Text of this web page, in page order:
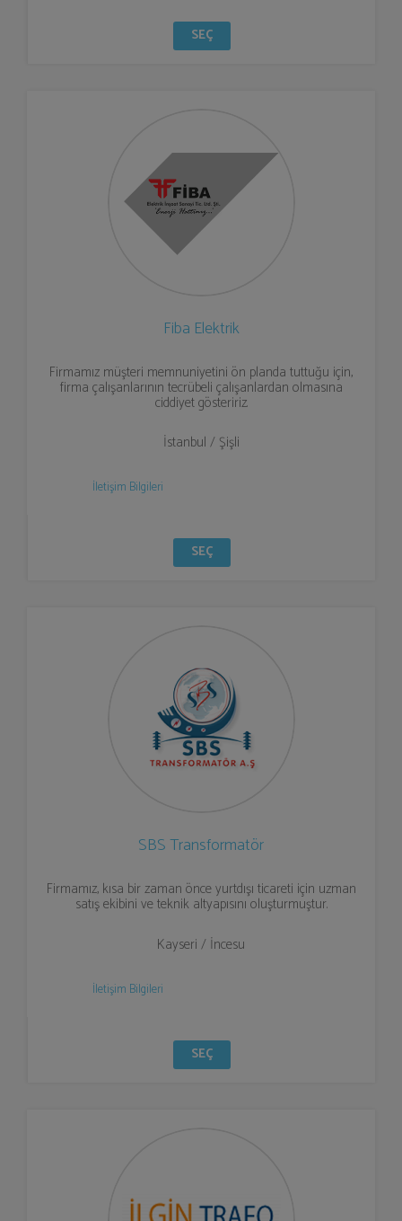
SEÇ
Fiba Elektrik
Firmamız müşteri memnuniyetini ön planda tuttuğu için,
firma çalışanlarının tecrübeli çalışanlardan olmasına
ciddiyet gösteririz.
İstanbul / Şişli
İletişim Bilgileri
SEÇ
SBS Transformatör
Firmamız, kısa bir zaman önce yurtdışı ticareti için uzman
satış ekibini ve teknik altyapısını oluşturmuştur.
Kayseri / İncesu
İletişim Bilgileri
SEÇ